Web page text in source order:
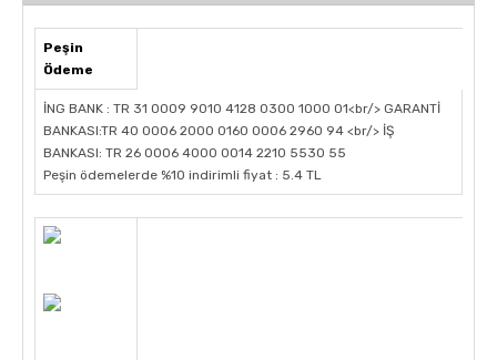
Peşin
Ödeme
İNG BANK : TR 31 0009 9010 4128 0300 1000 01<br/> GARANTİ
BANKASI:TR 40 0006 2000 0160 0006 2960 94 <br/> İŞ
BANKASI: TR 26 0006 4000 0014 2210 5530 55
Peşin ödemelerde %10 indirimli fiyat : 5.4 TL